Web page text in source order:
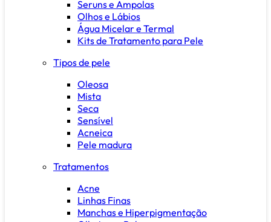
Seruns e Ampolas
Olhos e Lábios
Água Micelar e Termal
Kits de Tratamento para Pele
Tipos de pele
Oleosa
Mista
Seca
Sensível
Acneica
Pele madura
Tratamentos
Acne
Linhas Finas
Manchas e Hiperpigmentação